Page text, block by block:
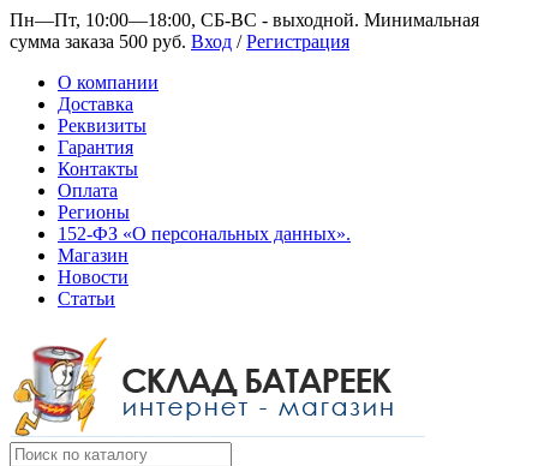
Пн—Пт, 10:00—18:00, СБ-ВС - выходной. Минимальная
сумма заказа 500 руб. Вход /Регистрация
О компании
Доставка
Реквизиты
Гарантия
Контакты
Оплата
Регионы
152-ФЗ «О персональных данных».
Магазин
Новости
Статьи